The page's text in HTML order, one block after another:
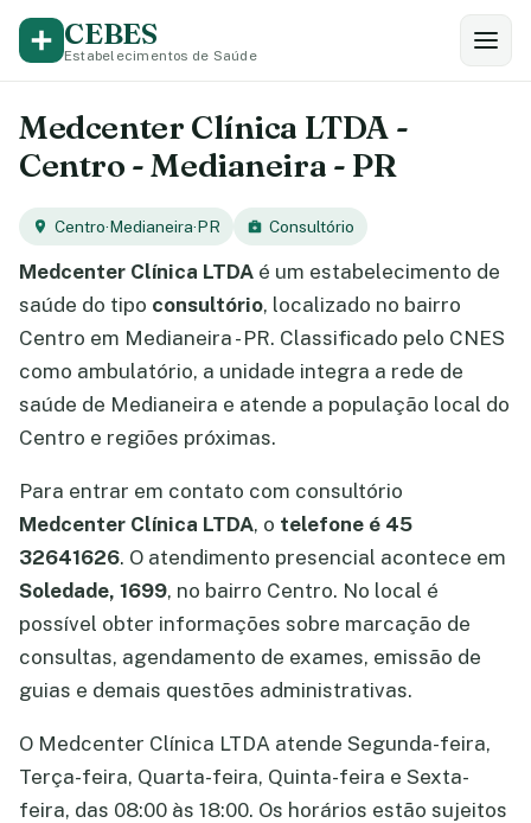
CEBES
Estabelecimentos de Saúde
Medcenter Clínica LTDA -
Centro - Medianeira - PR
Centro·Medianeira·PR Consultório
Medcenter Clínica LTDA é um estabelecimento de
saúde do tipo consultório, localizado no bairro
Centro em Medianeira - PR. Classificado pelo CNES
como ambulatório, a unidade integra a rede de
saúde de Medianeira e atende a população local do
Centro e regiões próximas.
Para entrar em contato com consultório
Medcenter Clínica LTDA, o telefone é 45
32641626. O atendimento presencial acontece em
Soledade, 1699, no bairro Centro. No local é
possível obter informações sobre marcação de
consultas, agendamento de exames, emissão de
guias e demais questões administrativas.
O Medcenter Clínica LTDA atende Segunda-feira,
Terça-feira, Quarta-feira, Quinta-feira e Sexta-
feira, das 08:00 às 18:00. Os horários estão sujeitos